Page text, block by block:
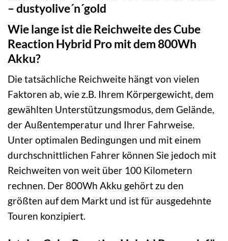
– dustyolive´n´gold
Wie lange ist die Reichweite des Cube
Reaction Hybrid Pro mit dem 800Wh
Akku?
Die tatsächliche Reichweite hängt von vielen
Faktoren ab, wie z.B. Ihrem Körpergewicht, dem
gewählten Unterstützungsmodus, dem Gelände,
der Außentemperatur und Ihrer Fahrweise.
Unter optimalen Bedingungen und mit einem
durchschnittlichen Fahrer können Sie jedoch mit
Reichweiten von weit über 100 Kilometern
rechnen. Der 800Wh Akku gehört zu den
größten auf dem Markt und ist für ausgedehnte
Touren konzipiert.